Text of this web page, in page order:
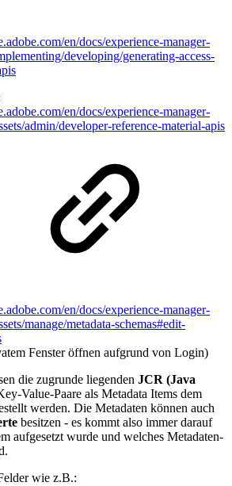
en/docs/experience-manager-
developing/generating-access-
en/docs/experience-manager-
admin/developer-reference-material-apis
en/docs/experience-manager-
manage/metadata-schemas#edit-
Fenster öffnen aufgrund von Login)
die zugrunde liegenden JCR (Java
Value-Paare als Metadata Items dem
werden. Die Metadaten können auch
besitzen - es kommt also immer darauf
aufgesetzt wurde und welches Metadaten-
wie z.B.: